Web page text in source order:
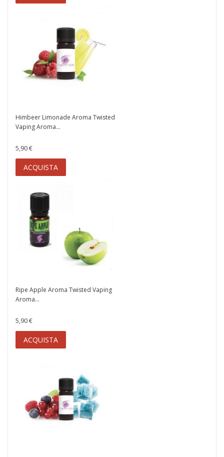
Himbeer Limonade Aroma Twisted
Vaping Aroma...
5,90 €
ACQUISTA
Ripe Apple Aroma Twisted Vaping
Aroma...
5,90 €
ACQUISTA